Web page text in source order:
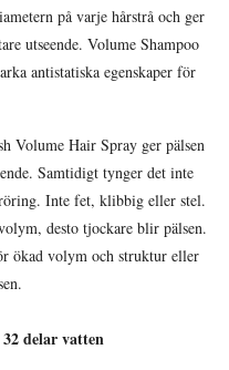
på varje hårstrå och ger
utseende. Volume Shampoo
antistatiska egenskaper för
Volume Hair Spray ger pälsen
Samtidigt tynger det inte
Inte fet, klibbig eller stel.
desto tjockare blir pälsen.
ökad volym och struktur eller
delar vatten